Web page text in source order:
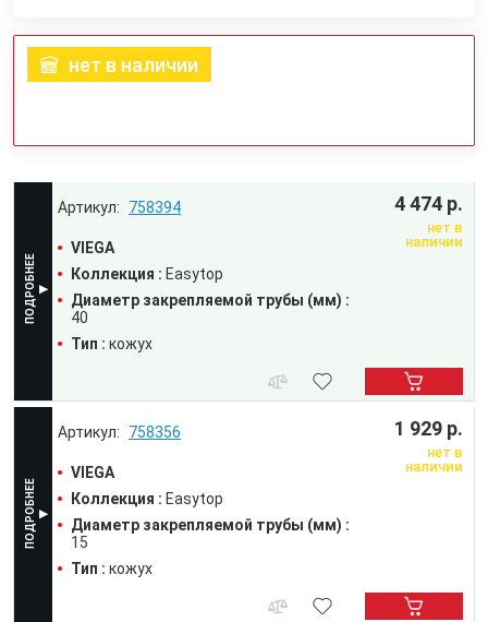
нет в наличии
758356
VIEGA
Коллекция : Easytop
Диаметр закрепляемой трубы (мм) :
15
Тип : кожух
1 929 р.
нет в
наличии
758394
VIEGA
Коллекция : Easytop
Диаметр закрепляемой трубы (мм) :
40
Тип : кожух
4 474 р.
нет в
наличии